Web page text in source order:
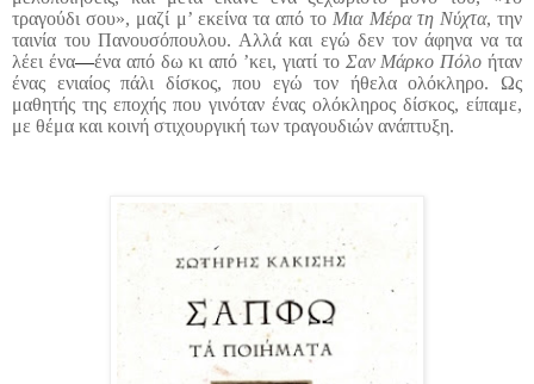
τραγούδι σου», μαζί μ’ εκείνα τα από το Μια Μέρα τη Νύχτα, την
ταινία του Πανουσόπουλου. Αλλά και εγώ δεν τον άφηνα να τα
λέει ένα—ένα από δω κι από ’κει, γιατί το Σαν Μάρκο Πόλοήταν
ένας ενιαίος πάλι δίσκος, που εγώ τον ήθελα ολόκληρο. Ως
μαθητής της εποχής που γινόταν ένας ολόκληρος δίσκος, είπαμε,
με θέμα και κοινή στιχουργική των τραγουδιών ανάπτυξη.